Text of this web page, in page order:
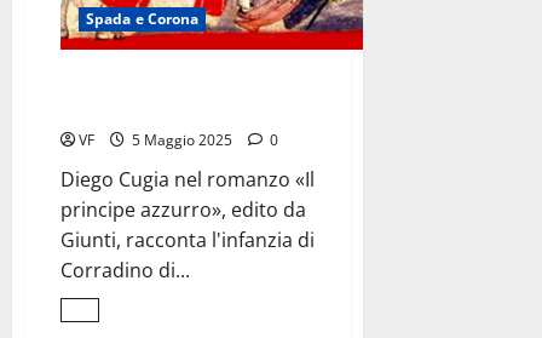
Spada e Corona
VF 5 Maggio 2025 0
Diego Cugia nel romanzo «Il
principe azzurro», edito da
Giunti, racconta l'infanzia di
Corradino di...
Leggi